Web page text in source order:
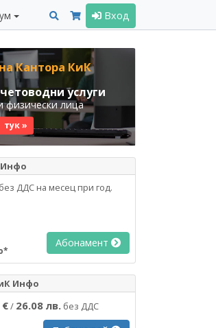
Вход
Кантора КиК
услуги
физически лица
тук »
Инфо
без ДДС на месец при год.
Абонамент
Инфо
€/ 26.08 лв. без ДДС